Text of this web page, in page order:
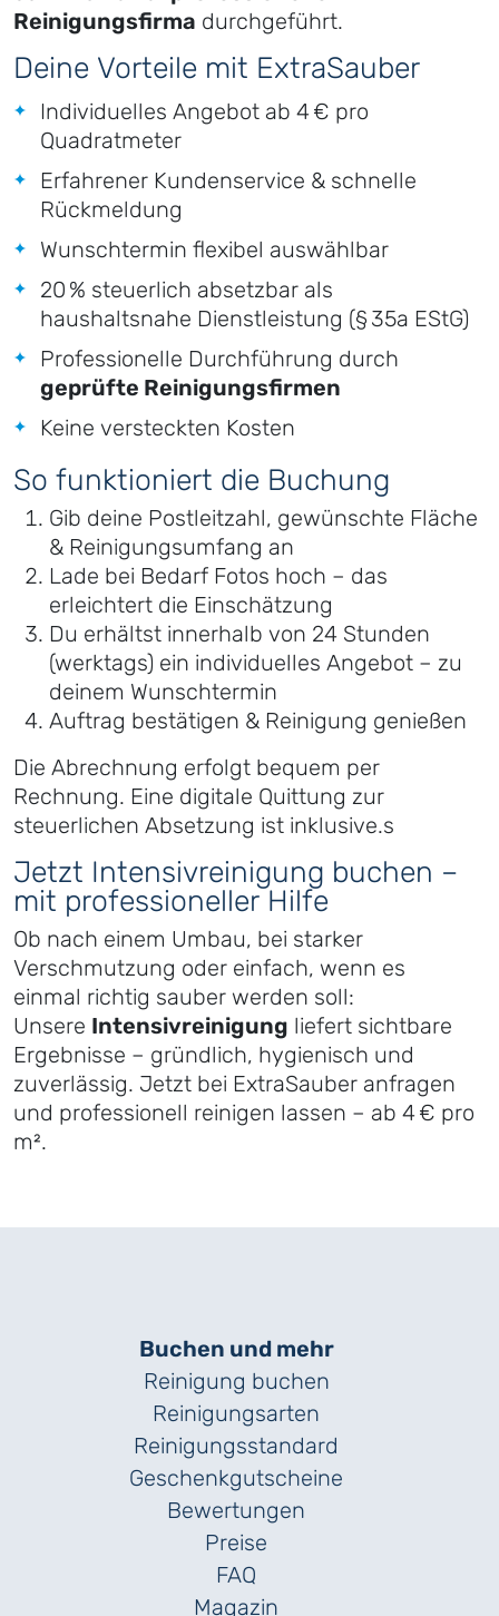
Reinigungsfirma durchgeführt.
Deine Vorteile mit ExtraSauber
Individuelles Angebot ab 4 € pro
Quadratmeter
Erfahrener Kundenservice & schnelle
Rückmeldung
Wunschtermin flexibel auswählbar
20 % steuerlich absetzbar als
haushaltsnahe Dienstleistung (§ 35a EStG)
Professionelle Durchführung durch
geprüfte Reinigungsfirmen
Keine versteckten Kosten
So funktioniert die Buchung
Gib deine Postleitzahl, gewünschte Fläche
& Reinigungsumfang an
Lade bei Bedarf Fotos hoch – das
erleichtert die Einschätzung
Du erhältst innerhalb von 24 Stunden
(werktags) ein individuelles Angebot – zu
deinem Wunschtermin
Auftrag bestätigen & Reinigung genießen
Die Abrechnung erfolgt bequem per
Rechnung. Eine digitale Quittung zur
steuerlichen Absetzung ist inklusive.s
Jetzt Intensivreinigung buchen –
mit professioneller Hilfe
Ob nach einem Umbau, bei starker
Verschmutzung oder einfach, wenn es
einmal richtig sauber werden soll:
Unsere Intensivreinigung liefert sichtbare
Ergebnisse – gründlich, hygienisch und
zuverlässig. Jetzt bei ExtraSauber anfragen
und professionell reinigen lassen – ab 4 € pro
m².
Buchen und mehr
Reinigung buchen
Reinigungsarten
Reinigungs­standard
Geschenk­gutscheine
Bewertungen
Preise
FAQ
Magazin